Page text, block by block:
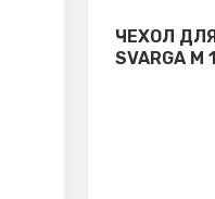
ЧЕХОЛ
SVARGA М